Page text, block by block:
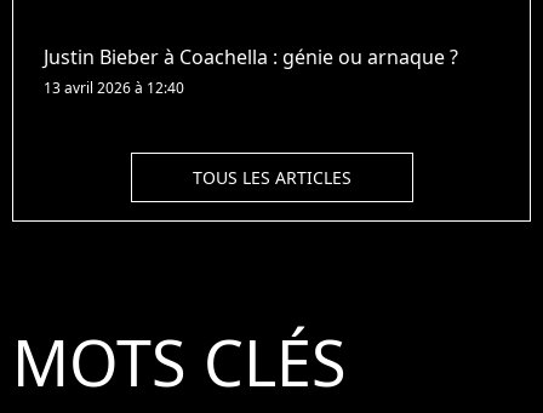
Justin Bieber à Coachella : génie ou arnaque ?
13 avril 2026 à 12:40
TOUS LES ARTICLES
MOTS CLÉS